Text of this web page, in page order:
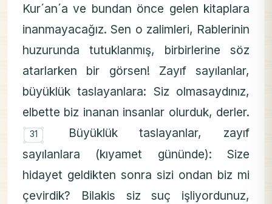
Kur´an´a ve bundan önce gelen kitaplara
inanmayacağız. Sen o zalimleri, Rablerinin
huzurunda tutuklanmış, birbirlerine söz
atarlarken bir görsen! Zayıf sayılanlar,
büyüklük taslayanlara: Siz olmasaydınız,
elbette biz inanan insanlar olurduk, derler.
۝
31
Büyüklük taslayanlar, zayıf
sayılanlara (kıyamet gününde): Size
hidayet geldikten sonra sizi ondan biz mi
çevirdik? Bilakis siz suç işliyordunuz,